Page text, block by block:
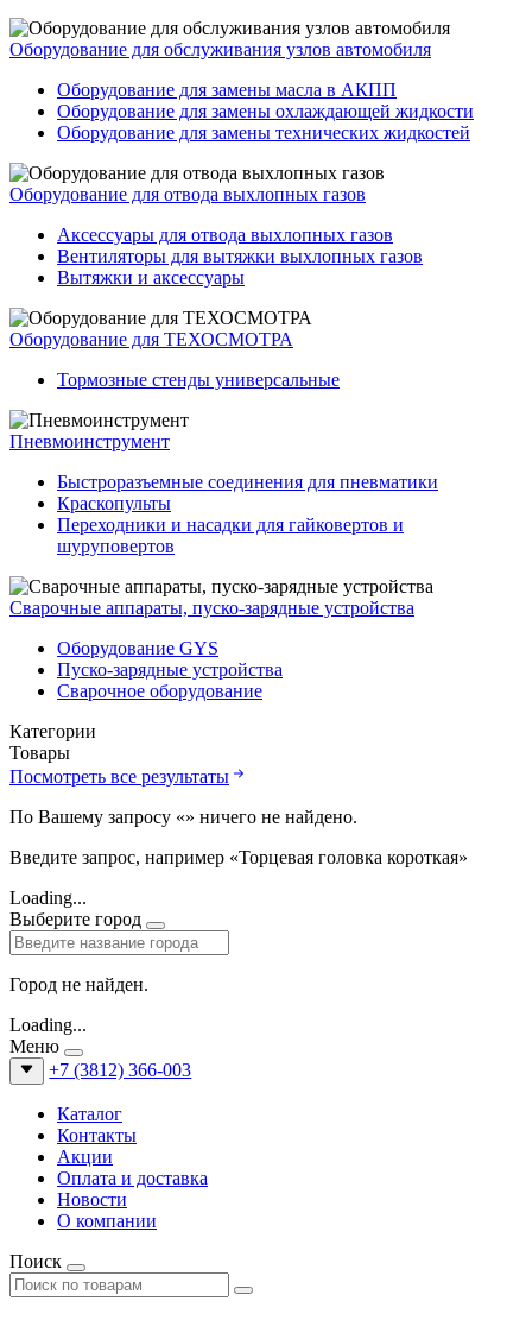
Оборудование для обслуживания узлов автомобиля
Оборудование для замены масла в АКПП
Оборудование для замены охлаждающей жидкости
Оборудование для замены технических жидкостей
Оборудование для отвода выхлопных газов
Аксессуары для отвода выхлопных газов
Вентиляторы для вытяжки выхлопных газов
Вытяжки и аксессуары
Оборудование для ТЕХОСМОТРА
Тормозные стенды универсальные
Пневмоинструмент
Быстроразъемные соединения для пневматики
Краскопульты
Переходники и насадки для гайковертов и
шуруповертов
Сварочные аппараты, пуско-зарядные устройства
Оборудование GYS
Пуско-зарядные устройства
Сварочное оборудование
Категории
Товары
Посмотреть все результаты
По Вашему запросу «» ничего не найдено.
Введите запрос, например «Торцевая головка короткая»
Loading...
Выберите город
Город не найден.
Loading...
Меню
+7 (3812) 366-003
Каталог
Контакты
Акции
Оплата и доставка
Новости
О компании
Поиск